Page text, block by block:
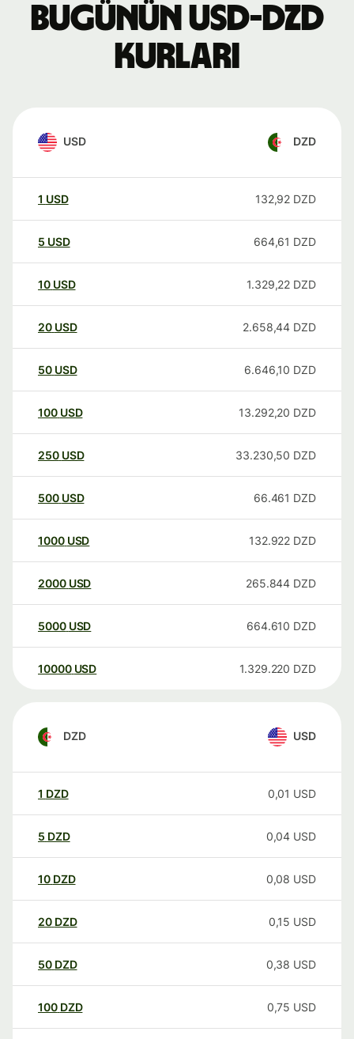
Bugünün USD-DZD
kurları
USD DZD
1 USD 132,92 DZD
5 USD 664,61 DZD
10 USD 1.329,22 DZD
20 USD 2.658,44 DZD
50 USD 6.646,10 DZD
100 USD 13.292,20 DZD
250 USD 33.230,50 DZD
500 USD 66.461 DZD
1000 USD 132.922 DZD
2000 USD 265.844 DZD
5000 USD 664.610 DZD
10000 USD 1.329.220 DZD
DZD USD
1 DZD 0,01 USD
5 DZD 0,04 USD
10 DZD 0,08 USD
20 DZD 0,15 USD
50 DZD 0,38 USD
100 DZD 0,75 USD